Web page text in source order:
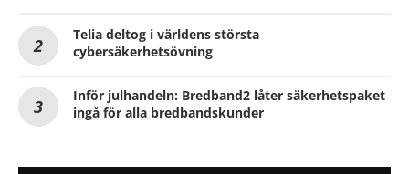
Telia deltog i världens största
cybersäkerhetsövning
Inför julhandeln: Bredband2 låter säkerhetspaket
ingå för alla bredbandskunder